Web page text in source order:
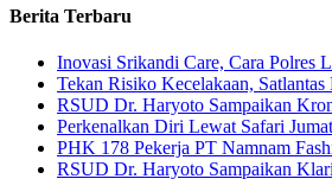
Berita Terbaru
Inovasi Srikandi Care, Cara Polres
Tekan Risiko Kecelakaan,
RSUD Dr. Haryoto Sampaikan
Perkenalkan Diri Lewat Safari
PHK 178 Pekerja PT Namnam
RSUD Dr. Haryoto Sampaikan